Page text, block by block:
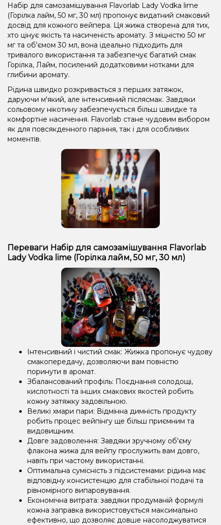
Набір для самозамішування Flavorlab Lady Vodka lime
(Горілка лайм, 50 мг, 30 мл) пропонує видатний смаковий
досвід для кожного вейпера. Ця жижа створена для тих,
хто цінує якість та насиченість аромату. З міцністю 50 мг
мг та об'ємом 30 мл, вона ідеально підходить для
тривалого використання та забезпечує багатий смак
Горілка, Лайм, посилений додатковими нотками для
глибини аромату.
Рідина швидко розкривається з перших затяжок,
даруючи м'який, але інтенсивний післясмак. Завдяки
сольовому нікотину забезпечується більш швидке та
комфортне насичення. Flavorlab стане чудовим вибором
як для повсякденного паріння, так і для особливих
моментів.
Переваги Набір для самозамішування Flavorlab
Lady Vodka lime (Горілка лайм, 50 мг, 30 мл)
Інтенсивний і чистий смак: Жижка пропонує чудову
смакопередачу, дозволяючи вам повністю
поринути в аромат.
Збалансований профіль: Поєднання солодощі,
кислотності та інших смакових якостей робить
кожну затяжку задовільною.
Великі хмари пари: Відмінна димність продукту
робить процес вейпінгу ще більш приємним та
видовищним.
Довге задоволення: Завдяки зручному об'єму
флакона жижа для вейпу прослужить вам довго,
навіть при частому використанні.
Оптимальна сумісність з підсистемами: рідина має
відповідну консистенцію для стабільної подачі та
рівномірного випаровування.
Економічна витрата: завдяки продуманій формулі
кожна заправка використовується максимально
ефективно, що дозволяє довше насолоджуватися